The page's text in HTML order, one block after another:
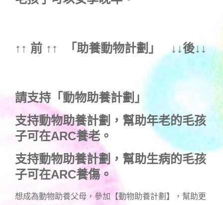
↑↑ 前 ↑↑ 「助養動物計劃 」 ↓↓後↓↓
請支持「動物助養計劃」
支持動物助養計劃，幫助年老的毛孩
子可在ARC養老。
支持動物助養計劃，幫助生病的毛孩
子可在ARC養傷。
想成為動物助養父母，參加【動物助養計劃】，幫助更